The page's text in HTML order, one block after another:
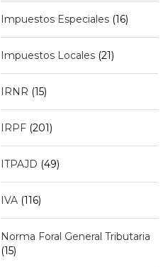
Impuestos Especiales(16)
Impuestos Locales(21)
IRNR (15)
IRPF(201)
ITPAJD (49)
IVA(116)
Norma Foral General Tributaria
(15)